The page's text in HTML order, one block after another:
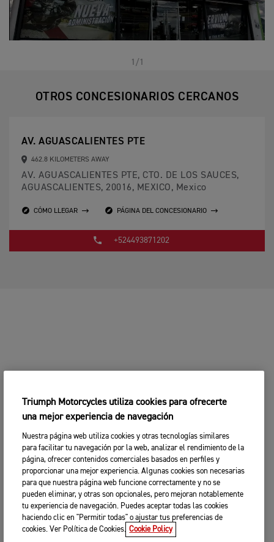
1/1
OTROS CONCESIONARIOS CERCANOS
AV. AGUASCALIENTES PTE
462.8 KILOMETERS AWAY
AV. AGUASCALIENTES PTE, CTO. DE LOS SAUCES,
AGUASCALIENTES, 20016, MEXICO, Mexico
CÓMO LLEGAR PÁGINA DEL CONCESIONARIO
+524493871202
Triumph Motorcycles utiliza cookies para ofrecerte
una mejor experiencia de navegación
Nuestra página web utiliza cookies y otras tecnologías similares
para facilitar tu navegación por la web, analizar el rendimiento de la
página, ofrecer contenidos comerciales basados en perfiles y
proporcionar una mejor experiencia. Algunas cookies son necesarias
para que nuestra página web funcione correctamente y no se
pueden eliminar, y otras son opcionales, pero mejoran notablemente
tu experiencia de navegación. Puedes aceptar todas las cookies
haciendo clic en "Permitir todas" o ajustar tus preferencias de
cookies. Ver Política de Cookies. Cookie Policy